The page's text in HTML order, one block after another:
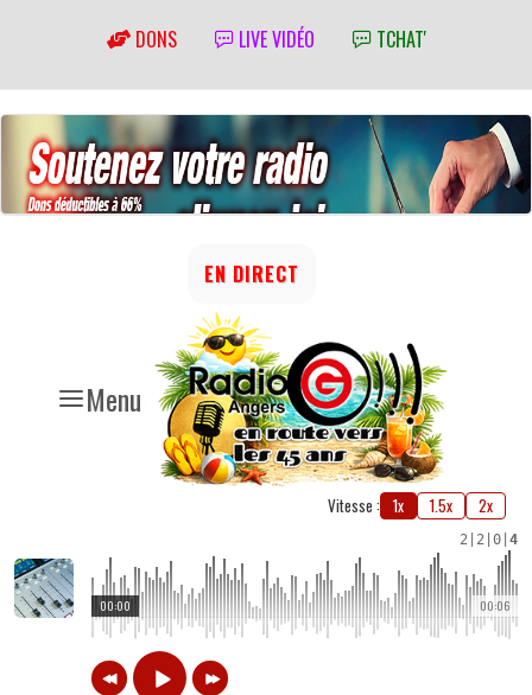
DONS LIVE VIDÉO TCHAT'
Menu
EN DIRECT
Vitesse : 1x 1.5x 2x
2 2 0 4
00:06
00:00